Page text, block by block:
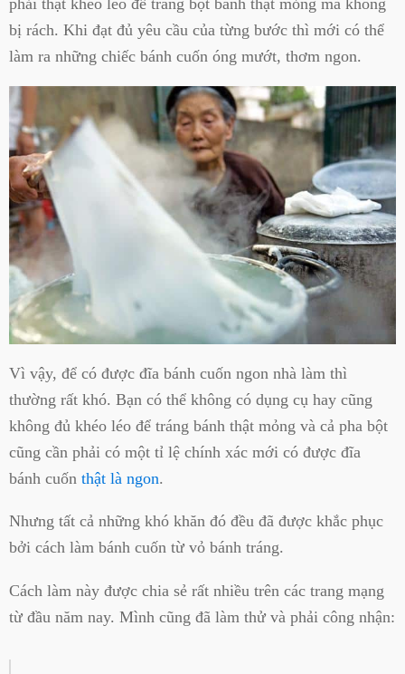
bị rách. Khi đạt đủ yêu cầu của từng bước thì mới có thể
làm ra những chiếc bánh cuốn óng mướt, thơm ngon.
Vì vậy, để có được đĩa bánh cuốn ngon nhà làm thì
thường rất khó. Bạn có thể không có dụng cụ hay cũng
không đủ khéo léo để tráng bánh thật mỏng và cả pha bột
cũng cần phải có một tỉ lệ chính xác mới có được đĩa
bánh cuốn thật là ngon.
Nhưng tất cả những khó khăn đó đều đã được khắc phục
bởi cách làm bánh cuốn từ vỏ bánh tráng.
Cách làm này được chia sẻ rất nhiều trên các trang mạng
từ đầu năm nay. Mình cũng đã làm thử và phải công nhận: